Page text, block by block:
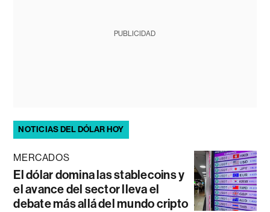
PUBLICIDAD
NOTICIAS DEL DÓLAR HOY
MERCADOS
El dólar domina las stablecoins y
el avance del sector lleva el
debate más allá del mundo cripto